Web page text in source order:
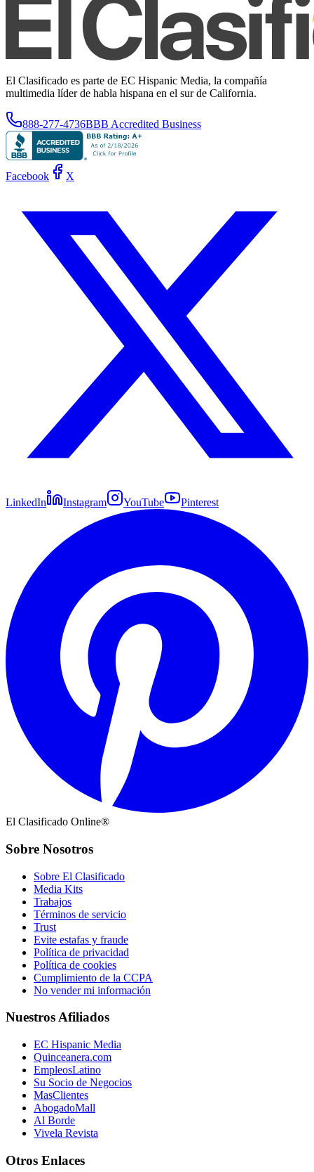
El Clasificado es parte de EC Hispanic Media, la compañía
multimedia líder de habla hispana en el sur de California.
888-277-4736BBB Accredited Business
Facebook X
LinkedIn Instagram YouTube Pinterest
El Clasificado Online®
Sobre Nosotros
Sobre El Clasificado
Media Kits
Trabajos
Términos de servicio
Trust
Evite estafas y fraude
Política de privacidad
Política de cookies
Cumplimiento de la CCPA
No vender mi información
Nuestros Afiliados
EC Hispanic Media
Quinceanera.com
EmpleosLatino
Su Socio de Negocios
MasClientes
AbogadoMall
Al Borde
Vivela Revista
Otros Enlaces